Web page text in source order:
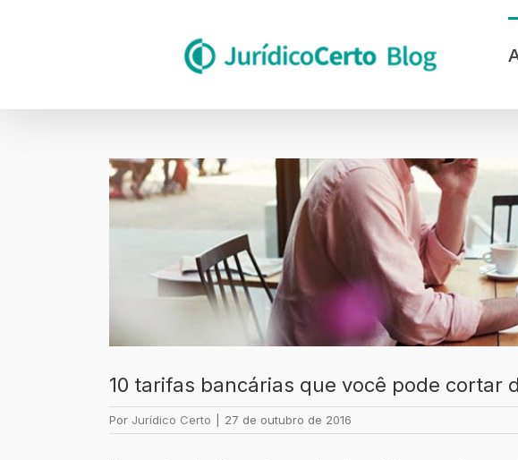
Ver
imagem
10 tarifas bancárias que você pode cortar
Por Jurídico Certo 27 de outubro de 2016